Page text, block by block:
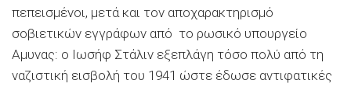
πεπεισμένοι, μετά και τον αποχαρακτηρισμό
σοβιετικών εγγράφων από το ρωσικό υπουργείο
Αμυνας: ο Ιωσήφ Στάλιν εξεπλάγη τόσο πολύ από τη
ναζιστική εισβολή του 1941 ώστε έδωσε αντιφατικές